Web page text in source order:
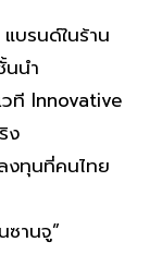
บรนด์ในร้าน
นนำ
วที Innovative
ง
งทุนที่คนไทย
านจู”